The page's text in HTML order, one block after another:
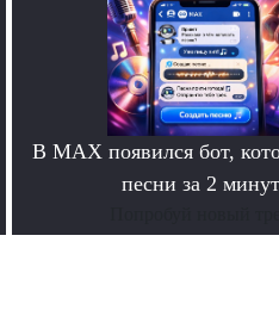
В MAX появился бот,
песни за 2